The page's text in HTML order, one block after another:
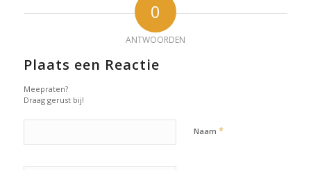
0
ANTWOORDEN
Plaats een Reactie
Meepraten?
Draag gerust bij!
Naam *